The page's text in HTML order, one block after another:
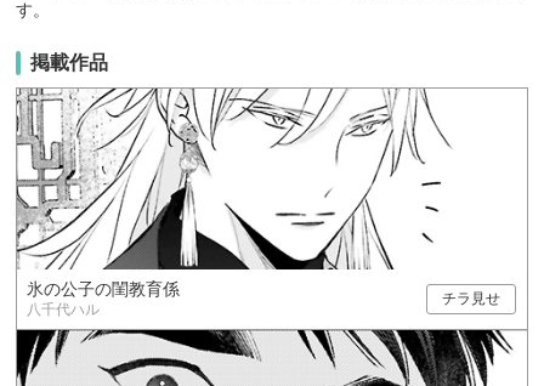
す。
掲載作品
氷の公子の閨教育係
八千代ハル
チラ見せ